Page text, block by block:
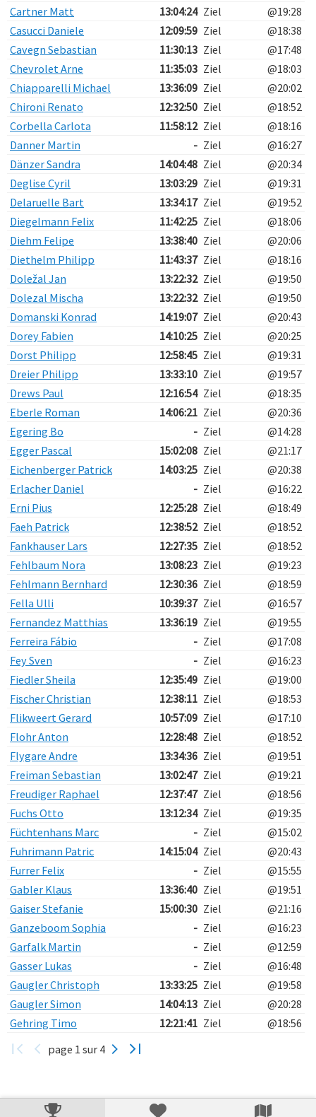
Cartner Matt
13:04:24 Ziel
@19:28
Casucci Daniele
12:09:59 Ziel
@18:38
Cavegn Sebastian
11:30:13 Ziel
@17:48
Chevrolet Arne
11:35:03 Ziel
@18:03
Chiapparelli Michael
13:36:09 Ziel
@20:02
Chironi Renato
12:32:50 Ziel
@18:52
Corbella Carlota
11:58:12 Ziel
@18:16
Danner Martin
- Ziel
@16:27
Dänzer Sandra
14:04:48 Ziel
@20:34
Deglise Cyril
13:03:29 Ziel
@19:31
Delaruelle Bart
13:34:17 Ziel
@19:52
Diegelmann Felix
11:42:25 Ziel
@18:06
Diehm Felipe
13:38:40 Ziel
@20:06
Diethelm Philipp
11:43:37 Ziel
@18:16
Doležal Jan
13:22:32 Ziel
@19:50
Dolezal Mischa
13:22:32 Ziel
@19:50
Domanski Konrad
14:19:07 Ziel
@20:43
Dorey Fabien
14:10:25 Ziel
@20:25
Dorst Philipp
12:58:45 Ziel
@19:31
Dreier Philipp
13:33:10 Ziel
@19:57
Drews Paul
12:16:54 Ziel
@18:35
Eberle Roman
14:06:21 Ziel
@20:36
Egering Bo
- Ziel
@14:28
Egger Pascal
15:02:08 Ziel
@21:17
Eichenberger Patrick
14:03:25 Ziel
@20:38
Erlacher Daniel
- Ziel
@16:22
Erni Pius
12:25:28 Ziel
@18:49
Faeh Patrick
12:38:52 Ziel
@18:52
Fankhauser Lars
12:27:35 Ziel
@18:52
Fehlbaum Nora
13:08:23 Ziel
@19:23
Fehlmann Bernhard
12:30:36 Ziel
@18:59
Fella Ulli
10:39:37 Ziel
@16:57
Fernandez Matthias
13:36:19 Ziel
@19:55
Ferreira Fábio
- Ziel
@17:08
Fey Sven
- Ziel
@16:23
Fiedler Sheila
12:35:49 Ziel
@19:00
Fischer Christian
12:38:11 Ziel
@18:53
Flikweert Gerard
10:57:09 Ziel
@17:10
Flohr Anton
12:28:48 Ziel
@18:52
Flygare Andre
13:34:36 Ziel
@19:51
Freiman Sebastian
13:02:47 Ziel
@19:21
Freudiger Raphael
12:37:47 Ziel
@18:56
Fuchs Otto
13:12:34 Ziel
@19:35
Füchtenhans Marc
- Ziel
@15:02
Fuhrimann Patric
14:15:04 Ziel
@20:43
Furrer Felix
- Ziel
@15:55
Gabler Klaus
13:36:40 Ziel
@19:51
Gaiser Stefanie
15:00:30 Ziel
@21:16
Ganzeboom Sophia
- Ziel
@16:23
Garfalk Martin
- Ziel
@12:59
Gasser Lukas
- Ziel
@16:48
Gaugler Christoph
13:33:25 Ziel
@19:58
Gaugler Simon
14:04:13 Ziel
@20:28
Gehring Timo
12:21:41 Ziel
@18:56
page 1 sur 4